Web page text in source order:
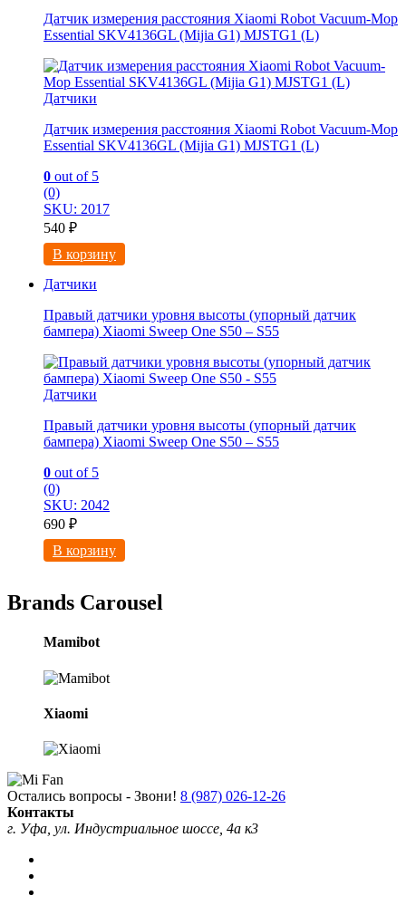
Датчик измерения расстояния Xiaomi Robot Vacuum-Mop
Essential SKV4136GL (Mijia G1) MJSTG1 (L)
Датчики
Датчик измерения расстояния Xiaomi Robot Vacuum-Mop
Essential SKV4136GL (Mijia G1) MJSTG1 (L)
0 out of 5
(0)
SKU: 2017
540 ₽
В корзину
Датчики
Правый датчики уровня высоты (упорный датчик
бампера) Xiaomi Sweep One S50 – S55
Датчики
Правый датчики уровня высоты (упорный датчик
бампера) Xiaomi Sweep One S50 – S55
0 out of 5
(0)
SKU: 2042
690 ₽
В корзину
Brands Carousel
Mamibot
Xiaomi
Остались вопросы - Звони! 8 (987) 026-12-26
Контакты
г. Уфа, ул. Индустриальное шоссе, 4а к3